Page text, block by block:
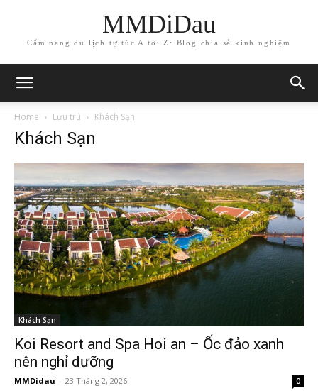
MMDiDau
Cẩm nang du lịch tự túc A tới Z: Blog chia sẻ kinh nghiệm
Home Lưu trú Khách Sạn
Khách Sạn
Khách Sạn
Koi Resort and Spa Hoi an – Ốc đảo xanh
nên nghỉ dưỡng
MMDidau - 23 Tháng 2, 2026 0